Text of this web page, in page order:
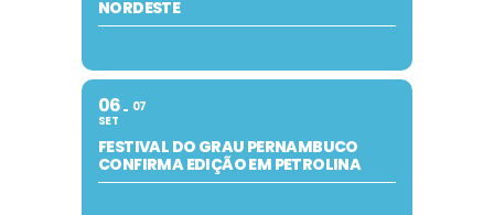
NORDESTE
06
SET
07
FESTIVAL DO GRAU PERNAMBUCO
CONFIRMA EDIÇÃO EM PETROLINA